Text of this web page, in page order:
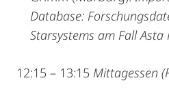
Database:
Starsystems am Fall
12:15 – 13:15 Mittagessen